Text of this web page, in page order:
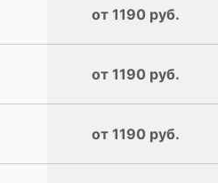
от 1190 руб.
от 1190 руб.
от 1190 руб.